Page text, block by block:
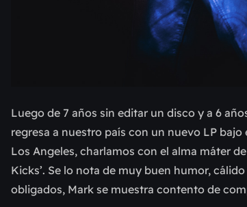
Luego de 7 años sin editar un disco y a 6
regresa a nuestro país con un nuevo LP
Los Angeles, charlamos con el alma máter
Kicks’. Se lo nota de muy buen humor,
obligados, Mark se muestra contento de